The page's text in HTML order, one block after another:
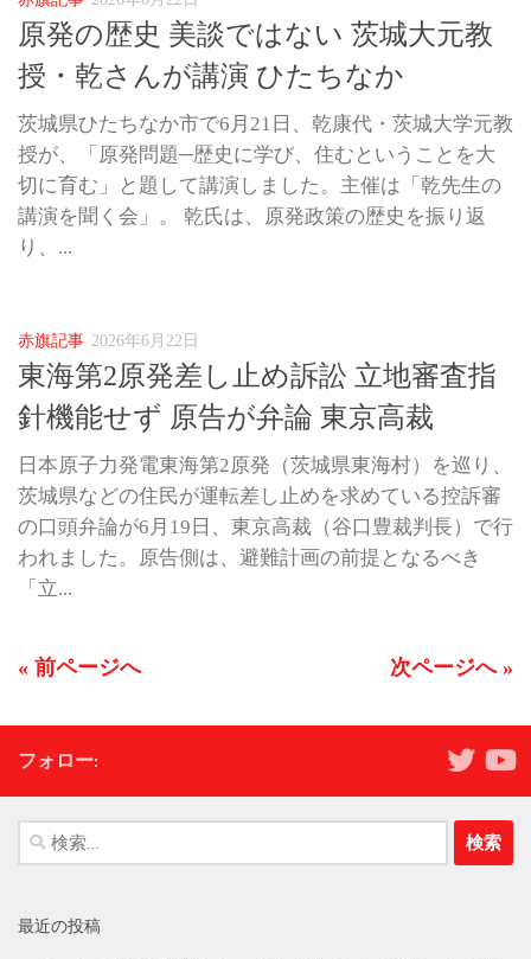
原発の歴史 美談ではない 茨城大元教
授・乾さんが講演 ひたちなか
茨城県ひたちなか市で6月21日、乾康代・茨城大学元教
授が、「原発問題─歴史に学び、住むということを大
切に育む」と題して講演しました。主催は「乾先生の
講演を聞く会」。 乾氏は、原発政策の歴史を振り返
り、...
赤旗記事 2026年6月22日
東海第2原発差し止め訴訟 立地審査指
針機能せず 原告が弁論 東京高裁
日本原子力発電東海第2原発（茨城県東海村）を巡り、
茨城県などの住民が運転差し止めを求めている控訴審
の口頭弁論が6月19日、東京高裁（谷口豊裁判長）で行
われました。原告側は、避難計画の前提となるべき
「立...
« 前ページへ 次ページへ »
フォロー:
検
索:
最近の投稿